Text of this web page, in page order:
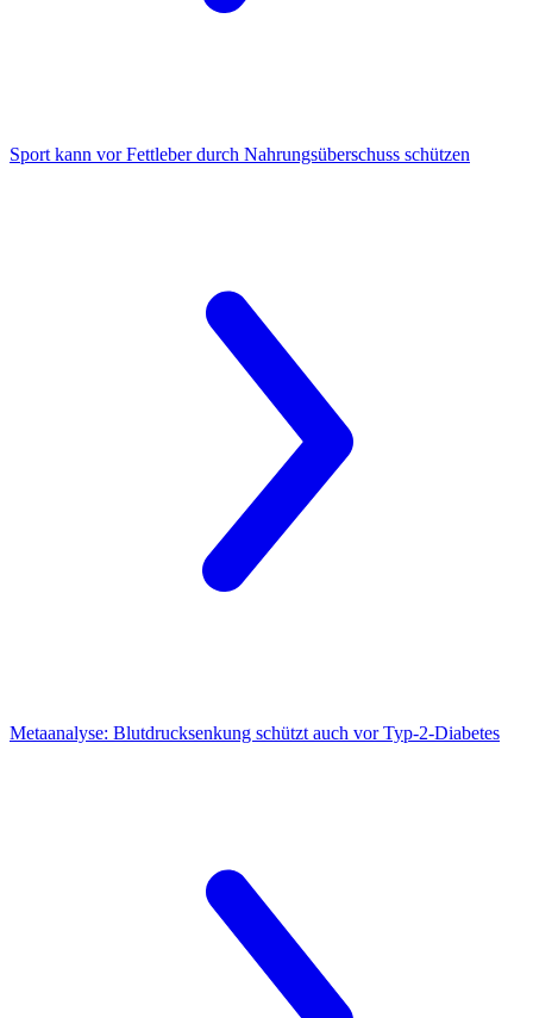
Sport kann vor Fettleberdurch Nahrungsüberschuss schützen
Metaanalyse: Blutdrucksenkung schützt auch vor Typ-2-Diabetes